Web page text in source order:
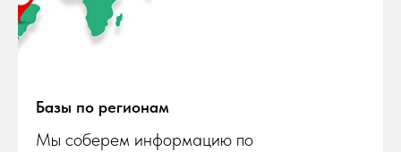
Базы по регионам
Мы соберем информацию по